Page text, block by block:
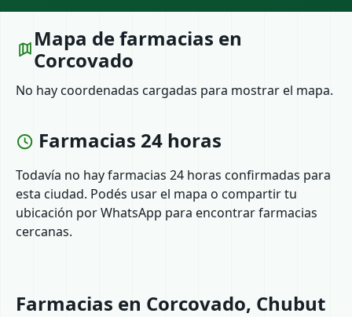
Mapa de farmacias en
Corcovado
No hay coordenadas cargadas para mostrar el mapa.
Farmacias 24 horas
Todavía no hay farmacias 24 horas confirmadas para
esta ciudad. Podés usar el mapa o compartir tu
ubicación por WhatsApp para encontrar farmacias
cercanas.
Farmacias en Corcovado, Chubut